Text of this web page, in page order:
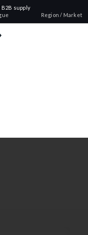
B2B supply
Region / Market